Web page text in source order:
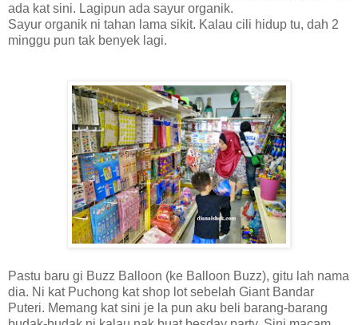
ada kat sini. Lagipun ada sayur organik.
Sayur organik ni tahan lama sikit. Kalau cili hidup tu, dah 2
minggu pun tak benyek lagi.
Pastu baru gi Buzz Balloon (ke Balloon Buzz), gitu lah nama
dia. Ni kat Puchong kat shop lot sebelah Giant Bandar
Puteri. Memang kat sini je la pun aku beli barang-barang